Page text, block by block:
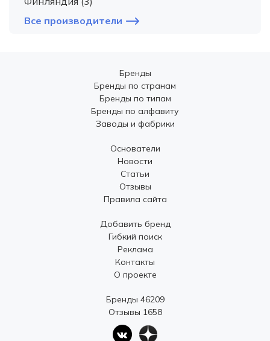
Все производители
Бренды
Бренды по странам
Бренды по типам
Бренды по алфавиту
Заводы и фабрики
Основатели
Новости
Статьи
Отзывы
Правила сайта
Добавить бренд
Гибкий поиск
Реклама
Контакты
О проекте
Бренды 46209
Отзывы 1658